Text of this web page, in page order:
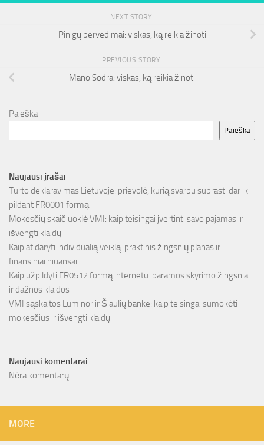
NEXT STORY
Pinigų pervedimai: viskas, ką reikia žinoti
PREVIOUS STORY
Mano Sodra: viskas, ką reikia žinoti
Paieška
Paieška
Naujausi įrašai
Turto deklaravimas Lietuvoje: prievolė, kurią svarbu suprasti dar iki
pildant FR0001 formą
Mokesčių skaičiuoklė VMI: kaip teisingai įvertinti savo pajamas ir
išvengti klaidų
Kaip atidaryti individualią veiklą: praktinis žingsnių planas ir
finansiniai niuansai
Kaip užpildyti FR0512 formą internetu: paramos skyrimo žingsniai
ir dažnos klaidos
VMI sąskaitos Luminor ir Šiaulių banke: kaip teisingai sumokėti
mokesčius ir išvengti klaidų
Naujausi komentarai
Nėra komentarų.
MORE